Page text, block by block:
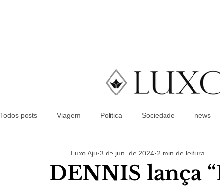
Todos posts Viagem Politica Sociedade news
DENNIS lança
Luxo Aju 3 de jun. de 2024 2 min de leitura